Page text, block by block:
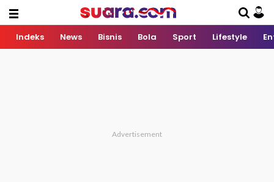
Indeks News Bisnis Bola Sport Lifestyle